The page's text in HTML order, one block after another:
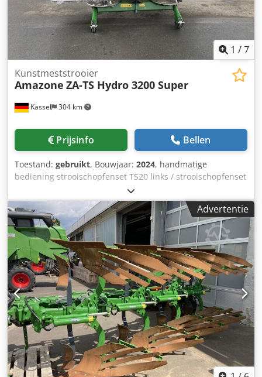
1 /7
Kassel 304 km
Kunstmeststrooier
Amazone ZA-TS Hydro 3200 Super
Prijsinfo Bellen
Toestand: gebruikt, Bouwjaar: 2024, handmatige
bediening strooischopfenset TS20 links / strooischopfenset
TS20 rechts, hydraulische aandrijving links met AutoTS en
FlowControl ProfiSPro, hydraulische aandrijving rechts met
AutoTS en FlowControl ProfiSPro, hoofdschijf links met
AutoTS / hoofdschijf rechts Dedjtrdzwepfx Aaiekr
Advertentie